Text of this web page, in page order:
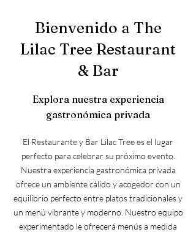
Bienvenido a The
Lilac Tree Restaurant
& Bar
Explora nuestra experiencia
gastronómica privada
El Restaurante y Bar Lilac Tree es el lugar
perfecto para celebrar su próximo evento.
Nuestra experiencia gastronómica privada
ofrece un ambiente cálido y acogedor con un
equilibrio perfecto entre platos tradicionales y
un menú vibrante y moderno. Nuestro equipo
experimentado le ofrecerá menús a medida